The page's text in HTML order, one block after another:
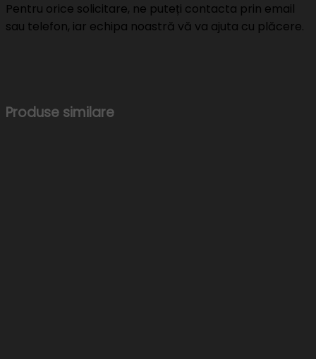
Pentru orice solicitare, ne puteți contacta prin email
sau telefon, iar echipa noastră vă va ajuta cu plăcere.
Produse similare